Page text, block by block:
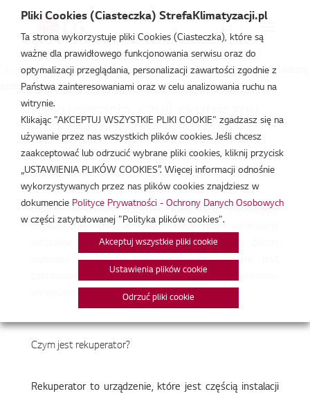
Strefa Klimatyzacji /Baza Wiedzy/Artykuły/Rekuperacja, czyli skuteczny
system wymiany powietrza
Rekuperacja, czyli skuteczny
system wymiany powietrza
gru 1, 2015
Dobrze wykonany budynek mieszkalny, posiadający
odpowiednią izolację oraz tradycyjną wentylację
naturalną (grawitacyjną) nie zapewni w nim dobrej
wymiany powietrza. Najlepszym rozwiązaniem jest
zastosowanie central wentylacyjnych nawiewno-
wywiewnych z odzyskiem ciepła. Dlaczego?
Czym jest rekuperator?
Rekuperator to urządzenie, które jest częścią instalacji
Pliki Cookies (Ciasteczka) StrefaKlimatyzacji.pl
Ta strona wykorzystuje pliki Cookies (Ciasteczka), które są
ważne dla prawidłowego funkcjonowania serwisu oraz do
optymalizacji przeglądania, personalizacji zawartości zgodnie z
Państwa zainteresowaniami oraz w celu analizowania ruchu na
witrynie.
Klikając "AKCEPTUJ WSZYSTKIE PLIKI COOKIE" zgadzasz się na
używanie przez nas wszystkich plików cookies. Jeśli chcesz
zaakceptować lub odrzucić wybrane pliki cookies, kliknij przycisk
„USTAWIENIA PLIKÓW COOKIES”. Więcej informacji odnośnie
wykorzystywanych przez nas plików cookies znajdziesz w
dokumencie Polityce Prywatności - Ochrony Danych Osobowych
w części zatytułowanej "Polityka plików cookies".
Akceptuj wszystkie pliki cookie
Ustawienia plików cookie
Odrzuć pliki cookie